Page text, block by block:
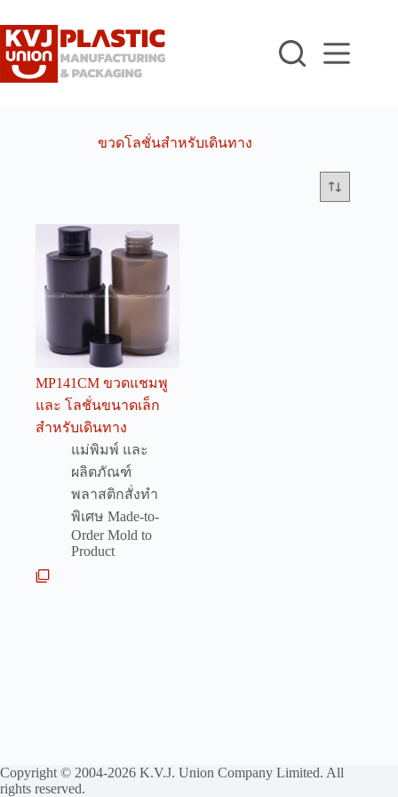
to
content
ขวดโลชั่นสำหรับเดินทาง
MP141CM ขวดแชมพู
และ โลชั่นขนาดเล็ก
สำหรับเดินทาง
แม่พิมพ์ และ
ผลิตภัณฑ์
พลาสติกสั่งทำ
พิเศษ Made-to-
Order Mold to
Product
Copyright © 2004-2026 K.V.J. Union Company Limited. All
rights reserved.